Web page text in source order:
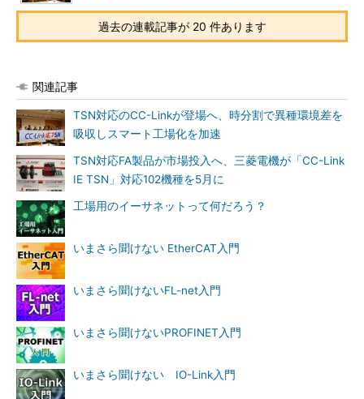
過去の連載記事が 20 件あります
関連記事
TSN対応のCC-Linkが登場へ、時分割で異種環境差を
吸収しスマート工場化を加速
TSN対応FA製品が市場投入へ、三菱電機が「CC-Link
IE TSN」対応102機種を5月に
工場用のイーサネットって何だろう？
いまさら聞けない EtherCAT入門
いまさら聞けないFL-net入門
いまさら聞けないPROFINET入門
いまさら聞けない IO-Link入門